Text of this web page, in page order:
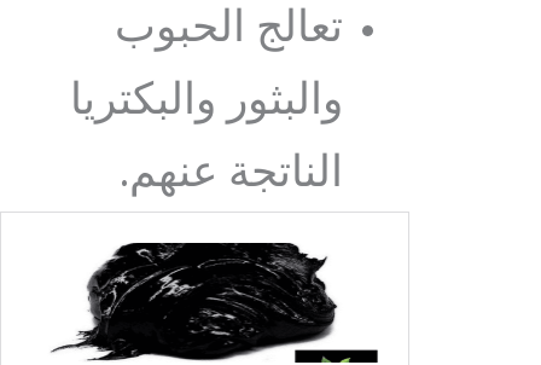
تعالج الحبوب
والبثور والبكتريا
الناتجة عنهم.